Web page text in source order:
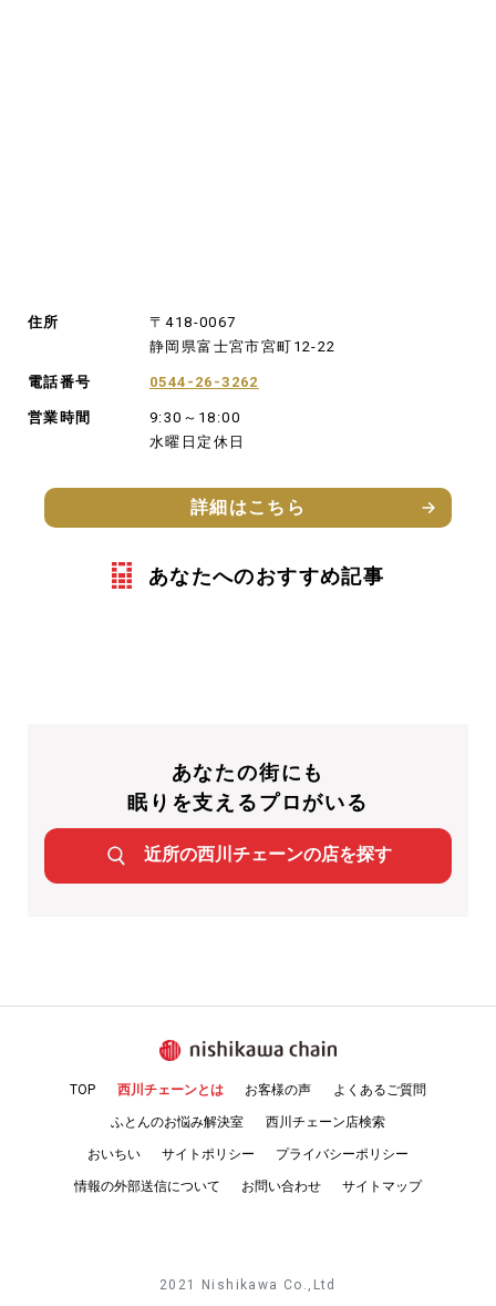
住所
〒418-0067
静岡県富士宮市宮町12-22
電話番号 0544-26-3262
営業時間
9:30～18:00
水曜日定休日
詳細はこちら
あなたへのおすすめ記事
あなたの街にも
眠りを支えるプロがいる
近所の西川チェーンの店を探す
TOP 西川チェーンとは お客様の声 よくあるご質問
ふとんのお悩み解決室 西川チェーン店検索
おいちい サイトポリシー プライバシーポリシー
情報の外部送信について お問い合わせ サイトマップ
2021 Nishikawa Co.,Ltd